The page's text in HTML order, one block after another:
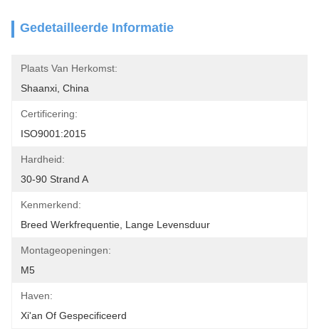
Gedetailleerde Informatie
Plaats Van Herkomst:
Shaanxi, China
Certificering:
ISO9001:2015
Hardheid:
30-90 Strand A
Kenmerkend:
Breed Werkfrequentie, Lange Levensduur
Montageopeningen:
M5
Haven:
Xi'an Of Gespecificeerd